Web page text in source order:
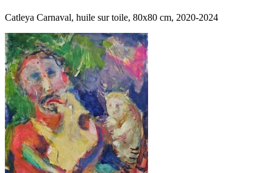
Catleya Carnaval, huile sur toile, 80x80 cm, 2020-2024